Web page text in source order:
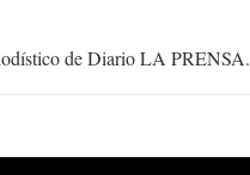
de Diario LA PRENSA.